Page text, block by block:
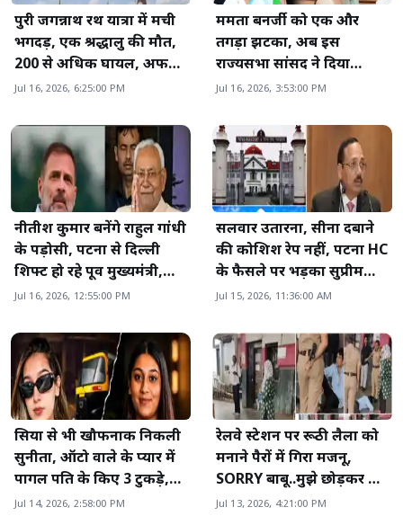
पुरी जगन्नाथ रथ यात्रा में मची
भगदड़, एक श्रद्धालु की मौत,
200 से अधिक घायल, अफरा-
तफरी...
Jul 16, 2026, 6:25:00 PM
ममता बनर्जी को एक और
तगड़ा झटका, अब इस
राज्यसभा सांसद ने दिया
इस्तीफा, बीजेपी में हो सकती
Jul 16, 2026, 3:53:00 PM
नीतीश कुमार बनेंगे राहुल गांधी
के पड़ोसी, पटना से दिल्ली
शिफ्ट हो रहे पूर्व मुख्यमंत्री,
अमित शाह भी...
Jul 16, 2026, 12:55:00 PM
सलवार उतारना, सीना दबाने
की कोशिश रेप नहीं, पटना HC
के फैसले पर भड़का सुप्रीम
कोर्ट, CJI सूर्यकांत क्या बोले...
Jul 15, 2026, 11:36:00 AM
सिया से भी खौफनाक निकली
सुनीता, ऑटो वाले के प्यार में
पागल पति के किए 3 टुकड़े,
11 महीने बाद खुला राज
Jul 14, 2026, 2:58:00 PM
रेलवे स्टेशन पर रूठी लैला को
मनाने पैरों में गिरा मजनू,
SORRY बाबू..मुझे छोड़कर मत
जाओ' वायरल हुआ वीडियो
Jul 13, 2026, 4:21:00 PM